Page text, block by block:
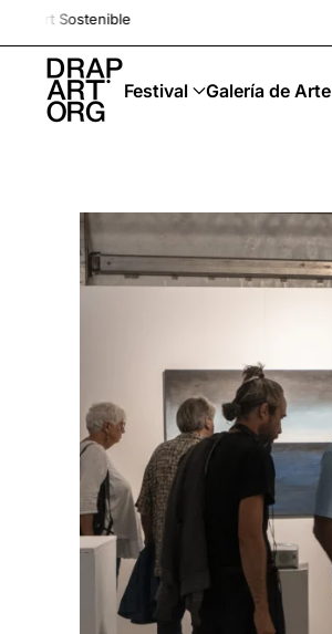
Ir al contenido principal
Festival Galería de Arte